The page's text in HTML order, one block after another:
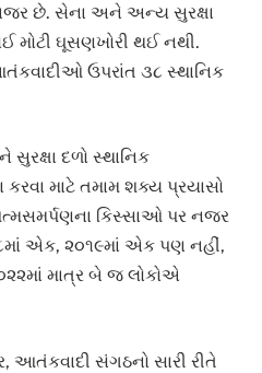
છે. સેના અને અન્ય સુરક્ષા
મોટી ઘૂસણખોરી થઈ નથી.
ઉપરાંત ૩૮ સ્થાનિક
દળો સ્થાનિક
માટે તમામ શક્ય પ્રયાસો
કિસ્સાઓ પર નજર
એક, ૨૦૧૯માં એક પણ નહીં,
માત્ર બે જ લોકોએ
આતંકવાદી સંગઠનો સારી રીતે